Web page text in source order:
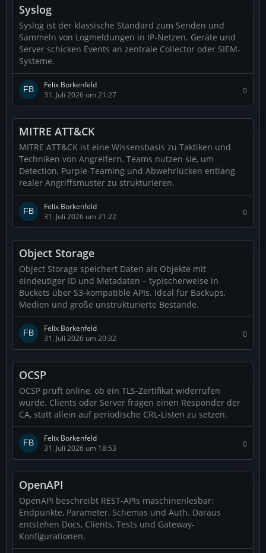
Syslog
Syslog ist der klassische Standard zum Senden und
Sammeln von Logmeldungen in IP-Netzen. Geräte und
Server schicken Events an zentrale Collector oder SIEM-
Systeme.
Felix Borkenfeld
31. Juli 2026 um 21:27
0
MITRE ATT&CK
MITRE ATT&CK ist eine Wissensbasis zu Taktiken und
Techniken von Angreifern. Teams nutzen sie, um
Detection, Purple-Teaming und Abwehrlücken entlang
realer Angriffsmuster zu strukturieren.
Felix Borkenfeld
31. Juli 2026 um 21:22
0
Object Storage
Object Storage speichert Daten als Objekte mit
eindeutiger ID und Metadaten – typischerweise in
Buckets über S3-kompatible APIs. Ideal für Backups,
Medien und große unstrukturierte Bestände.
Felix Borkenfeld
31. Juli 2026 um 20:32
0
OCSP
OCSP prüft online, ob ein TLS-Zertifikat widerrufen
wurde. Clients oder Server fragen einen Responder der
CA, statt allein auf periodische CRL-Listen zu setzen.
Felix Borkenfeld
31. Juli 2026 um 18:53
0
OpenAPI
OpenAPI beschreibt REST-APIs maschinenlesbar:
Endpunkte, Parameter, Schemas und Auth. Daraus
entstehen Docs, Clients, Tests und Gateway-
Konfigurationen.